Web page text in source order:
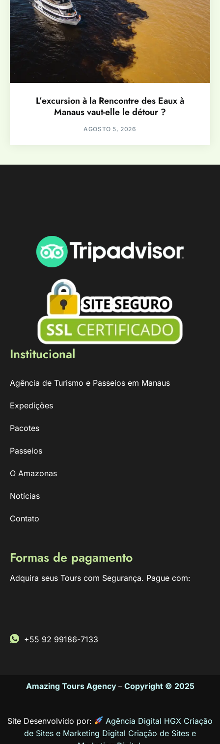
L’excursion à la Rencontre des Eaux à
Manaus vaut-elle le détour ?
AGOSTO 5, 2026
Institucional
Agência de Turismo e Passeios em Manaus
Expedições
Pacotes
Passeios
O Amazonas
Notícias
Contato
Formas de pagamento
Adquira seus Tours com Segurança. Pague com:
+55 92 99186-7133
Amazing Tours Agency– Copyright © 2025
Site Desenvolvido por:
Agência Digital HGX Criação
de Sites e Marketing Digital Criação de Sites e